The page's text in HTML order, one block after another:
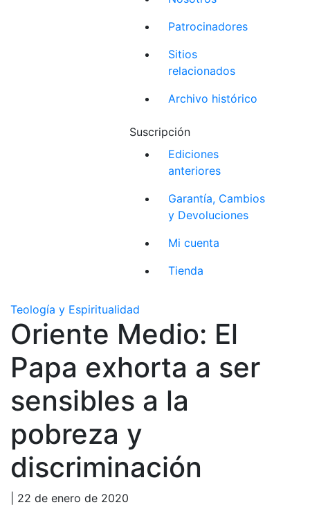
Patrocinadores
Sitios
relacionados
Archivo histórico
Suscripción
Ediciones
anteriores
Garantía, Cambios
y Devoluciones
Mi cuenta
Tienda
Teología y Espiritualidad
Oriente Medio: El
Papa exhorta a ser
sensibles a la
pobreza y
discriminación
| 22 de enero de 2020